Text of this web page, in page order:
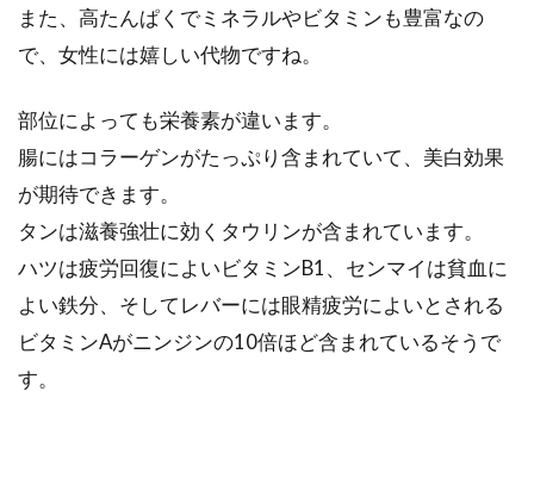
スのとれた...
ダイエット中だからといって、何も甘いものを
食べることができないなんて、さみしいですよ
ね。...
また、高たんぱくでミネラルやビタミンも豊富なの
で、女性には嬉しい代物ですね。
部位によっても栄養素が違います。
腸にはコラーゲンがたっぷり含まれていて、美白効果
が期待できます。
タンは滋養強壮に効くタウリンが含まれています。
ハツは疲労回復によいビタミンB1、センマイは貧血に
よい鉄分、そしてレバーには眼精疲労によいとされる
ビタミンAがニンジンの10倍ほど含まれているそうで
す。